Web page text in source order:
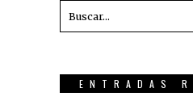
ENTRADAS